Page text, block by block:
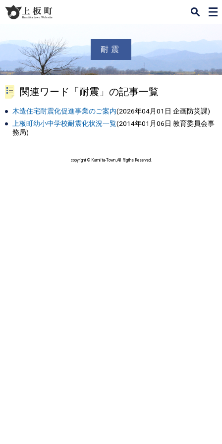
耐震
関連ワード「耐震」の記事一覧
木造住宅耐震化促進事業のご案内(2026年04月01日 企画防災課)
上板町幼小中学校耐震化状況一覧(2014年01月06日 教育委員会事
務局)
copyright © Kamiita-Town ,All Rigths Reserved.